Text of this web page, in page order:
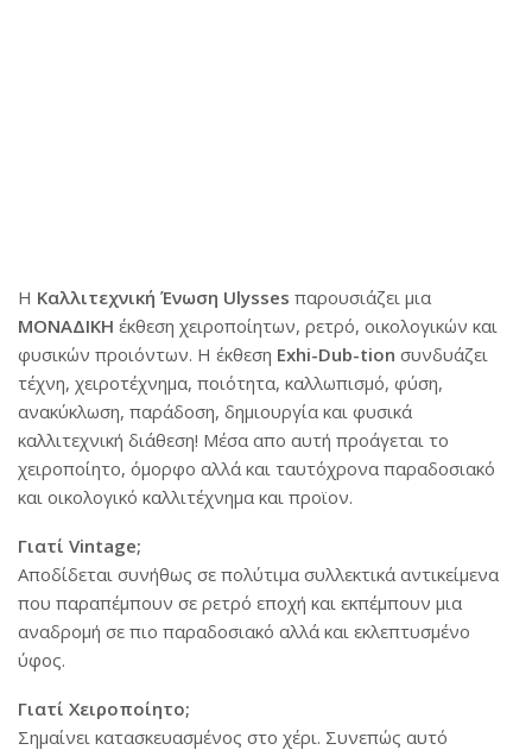
Η Καλλιτεχνική Ένωση Ulysses παρουσιάζει μια
ΜΟΝΑΔΙΚΗ έκθεση χειροποίητων, ρετρό, οικολογικών και
φυσικών προιόντων. Η έκθεση Exhi-Dub-tion συνδυάζει
τέχνη, χειροτέχνημα, ποιότητα, καλλωπισμό, φύση,
ανακύκλωση, παράδοση, δημιουργία και φυσικά
καλλιτεχνική διάθεση! Μέσα απο αυτή προάγεται το
χειροποίητο, όμορφο αλλά και ταυτόχρονα παραδοσιακό
και οικολογικό καλλιτέχνημα και προϊον.
Γιατί Vintage;
Αποδίδεται συνήθως σε πολύτιμα συλλεκτικά αντικείμενα
που παραπέμπουν σε ρετρό εποχή και εκπέμπουν μια
αναδρομή σε πιο παραδοσιακό αλλά και εκλεπτυσμένο
ύφος.
Γιατί Χειροποίητο;
Σημαίνει κατασκευασμένος στο χέρι. Συνεπώς αυτό